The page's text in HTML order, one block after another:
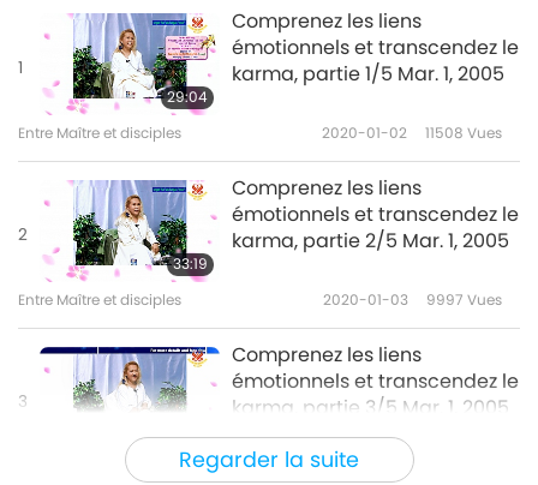
Regarder la suite
1
29:04
Comprenez les liens
émotionnels et transcendez le
karma, partie 1/5 Mar. 1, 2005
Entre Maître et disciples 2020-01-02 11508 Vues
2
33:19
Comprenez les liens
émotionnels et transcendez le
karma, partie 2/5 Mar. 1, 2005
Entre Maître et disciples 2020-01-03 9997 Vues
3
Comprenez les liens
émotionnels et transcendez le
karma, partie 3/5 Mar. 1, 2005
Entre Maître et disciples 2020-01-04